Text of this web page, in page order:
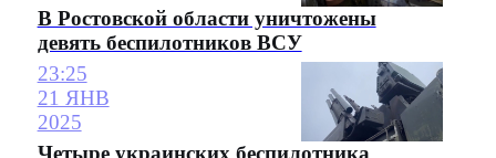
В Ростовской области уничтожены
девять беспилотников ВСУ
23:25
21 ЯНВ
2025